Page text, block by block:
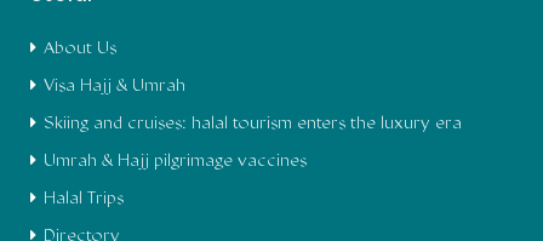
About Us
Visa Hajj & Umrah
Skiing and cruises: halal tourism enters the luxury era
Umrah & Hajj pilgrimage vaccines
Halal Trips
Directory